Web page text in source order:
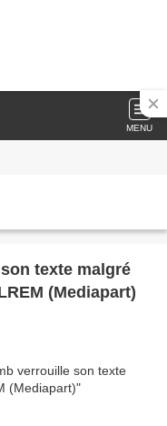
MENU
texte malgré
(Mediapart)